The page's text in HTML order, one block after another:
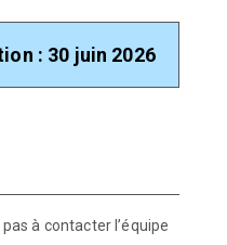
: 30 juin 2026
à contacter l’équipe